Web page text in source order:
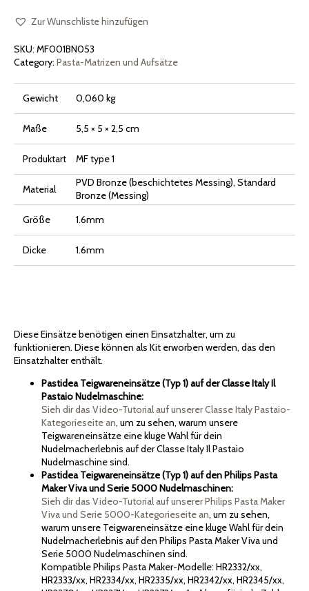
MengeZur Wunschliste hinzufügen
SKU: MF001BN053
Category: Pasta-Matrizen und Aufsätze
Gewicht 0,060 kg
Maße 5,5 × 5 × 2,5 cm
Produktart MF type 1
Material
PVD Bronze (beschichtetes Messing), Standard
Bronze (Messing)
Größe
1.6mm
Dicke 1.6mm
Diese Einsätze benötigen einen Einsatzhalter, um zu
funktionieren. Diese können als Kit erworben werden, das den
Einsatzhalter enthält.
Pastidea Teigwareneinsätze (Typ 1) auf der Classe Italy Il
Pastaio Nudelmaschine:
Sieh dir das Video-Tutorial auf unserer Classe Italy Pastaio-
Kategorieseite an, um zu sehen, warum unsere
Teigwareneinsätze eine kluge Wahl für dein
Nudelmacherlebnis auf der Classe Italy Il Pastaio
Nudelmaschine sind.
Pastidea Teigwareneinsätze (Typ 1) auf den Philips Pasta
Maker Viva und Serie 5000 Nudelmaschinen:
Sieh dir das Video-Tutorial auf unserer Philips Pasta Maker
Viva und Serie 5000-Kategorieseite an, um zu sehen,
warum unsere Teigwareneinsätze eine kluge Wahl für dein
Nudelmacherlebnis auf den Philips Pasta Maker Viva und
Serie 5000 Nudelmaschinen sind.
Kompatible Philips Pasta Maker-Modelle: HR2332/xx,
HR2333/xx, HR2334/xx, HR2335/xx, HR2342/xx, HR2345/xx,